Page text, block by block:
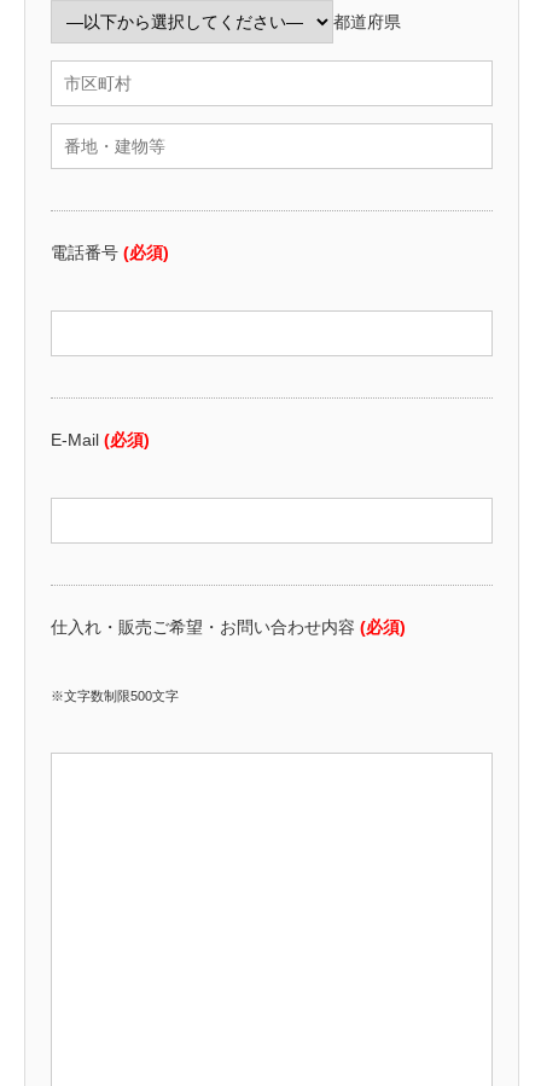
都道府県
電話番号 (必須)
E-Mail (必須)
仕入れ・販売ご希望・お問い合わせ内容 (必須)
※文字数制限500文字